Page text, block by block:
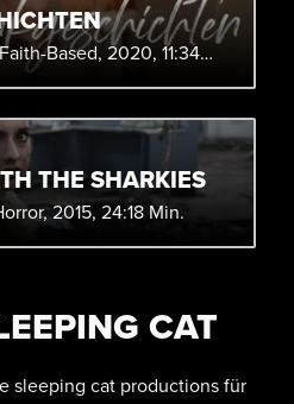
Based, 2020, 11:34
THE SHARKIES
2015, 24:18 Min.
CAT
sleeping cat productions für